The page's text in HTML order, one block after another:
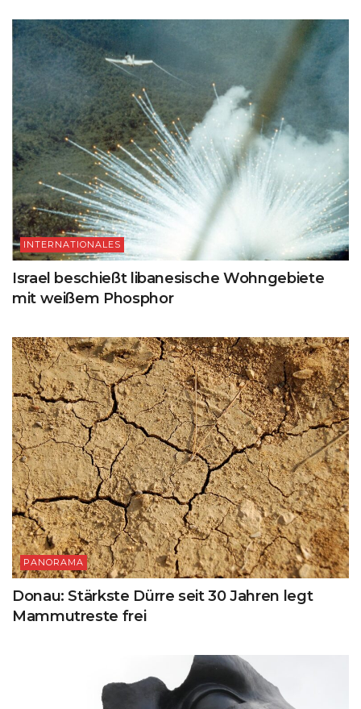
INTERNATIONALES
Israel beschießt libanesische Wohngebiete
mit weißem Phosphor
PANORAMA
Donau: Stärkste Dürre seit 30 Jahren legt
Mammutreste frei